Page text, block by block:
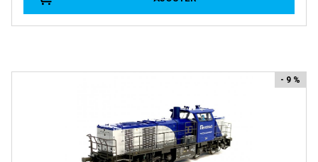
EURO MODELL
FERRO TRAIN
- 9 %